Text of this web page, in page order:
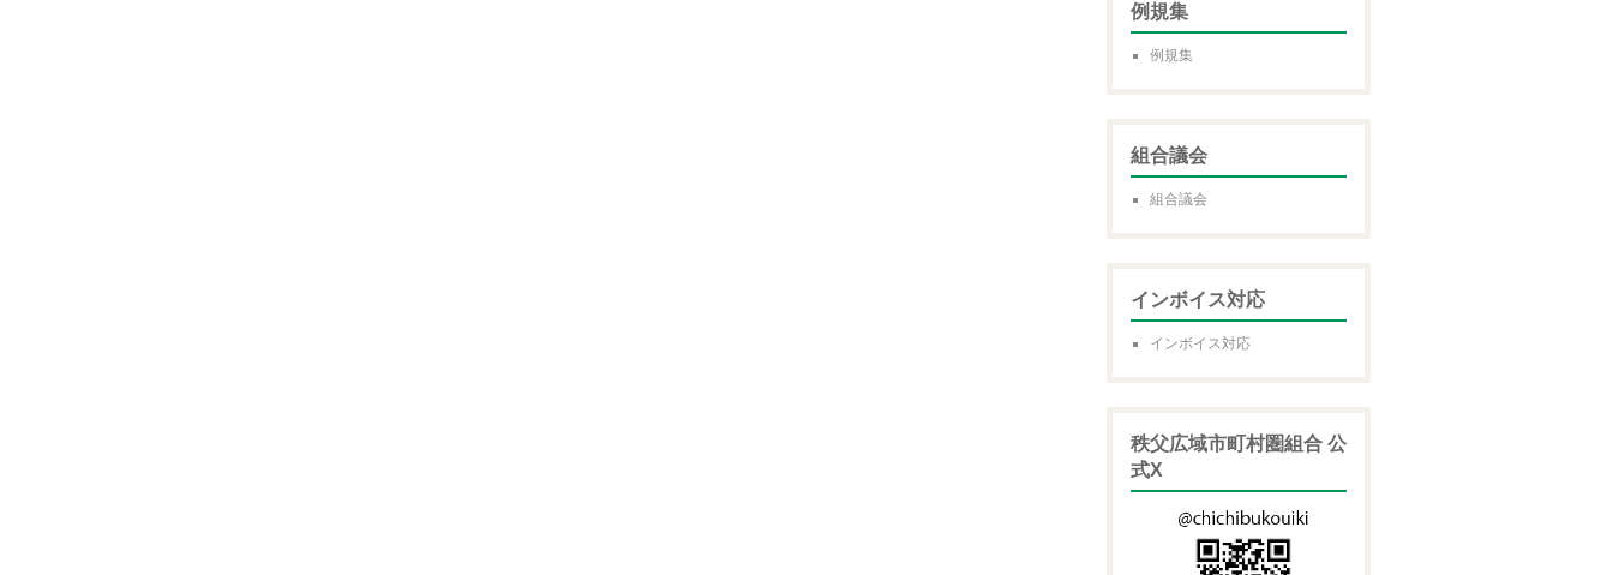
例規集
例規集
組合議会
組合議会
インボイス対応
インボイス対応
秩父広域市町村圏組合 公
式X